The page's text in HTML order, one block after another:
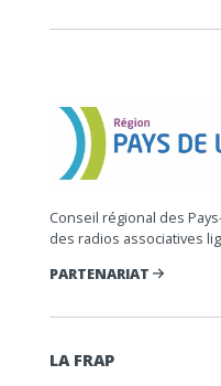
Conseil régional des
des radios associatives
PARTENARIAT
LA FRAP